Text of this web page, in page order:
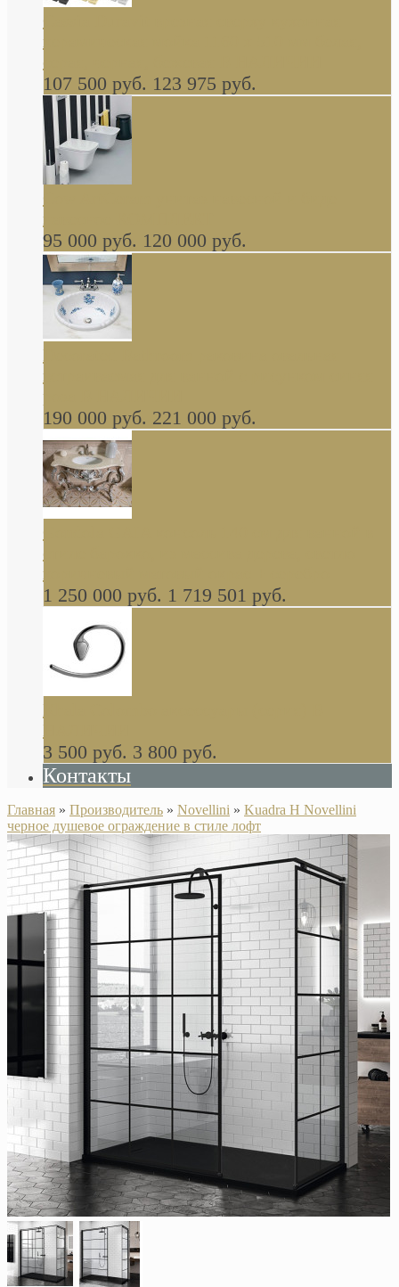
керамическая мойка 1160 x 510 мм белая,
серая, черная, бежевая В НАЛИЧИИ
107 500 руб. 123 975 руб.
навесное КОМПЛЕКТ
95 000 руб. 120 000 руб.
Decorated Bathroom раковина овальная
встраиваемая для ванной с рисунком синяя
роза В НАЛИЧИИ
190 000 руб. 221 000 руб.
стиле барокко, из массива дерева, светло
коричневый матовый окрас + серебро
1 250 000 руб. 1 719 501 руб.
Khala Colombo аксессуары (серия) В
НАЛИЧИИ
3 500 руб. 3 800 руб.
Контакты
Главная » Производитель » Novellini » Kuadra H Novellini
черное душевое ограждение в стиле лофт